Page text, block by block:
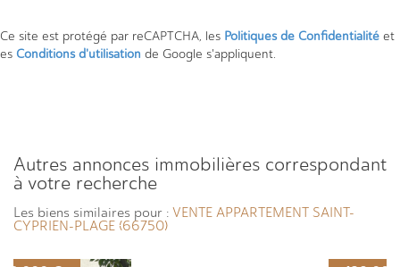
Ce site est protégé par reCAPTCHA, les Politiques de Confidentialité et
es Conditions d'utilisation de Google s'appliquent.
autres annonces immobilières correspondant
à votre recherche
Les biens similaires pour : VENTE APPARTEMENT SAINT-
CYPRIEN-PLAGE (66750)